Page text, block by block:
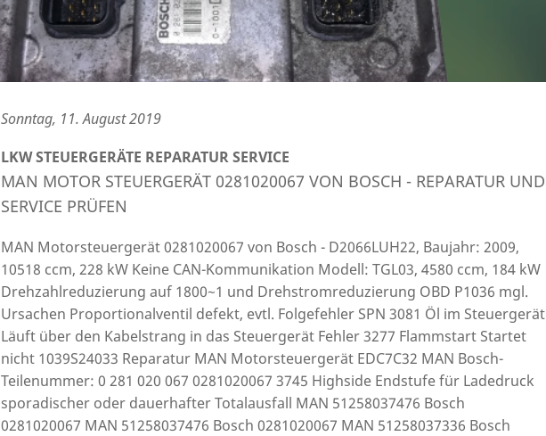
Sonntag, 11. August 2019
LKW STEUERGERÄTE REPARATUR SERVICE
MAN MOTOR STEUERGERÄT 0281020067 VON BOSCH - REPARATUR UND
SERVICE PRÜFEN
MAN Motorsteuergerät 0281020067 von Bosch - D2066LUH22, Baujahr: 2009,
10518 ccm, 228 kW Keine CAN-Kommunikation Modell: TGL03, 4580 ccm, 184 kW
Drehzahlreduzierung auf 1800~1 und Drehstromreduzierung OBD P1036 mgl.
Ursachen Proportionalventil defekt, evtl. Folgefehler SPN 3081 Öl im Steuergerät
Läuft über den Kabelstrang in das Steuergerät Fehler 3277 Flammstart Startet
nicht 1039S24033 Reparatur MAN Motorsteuergerät EDC7C32 MAN Bosch-
Teilenummer: 0 281 020 067 0281020067 3745 Highside Endstufe für Ladedruck
sporadischer oder dauerhafter Totalausfall MAN 51258037476 Bosch
0281020067 MAN 51258037476 Bosch 0281020067 MAN 51258037336 Bosch